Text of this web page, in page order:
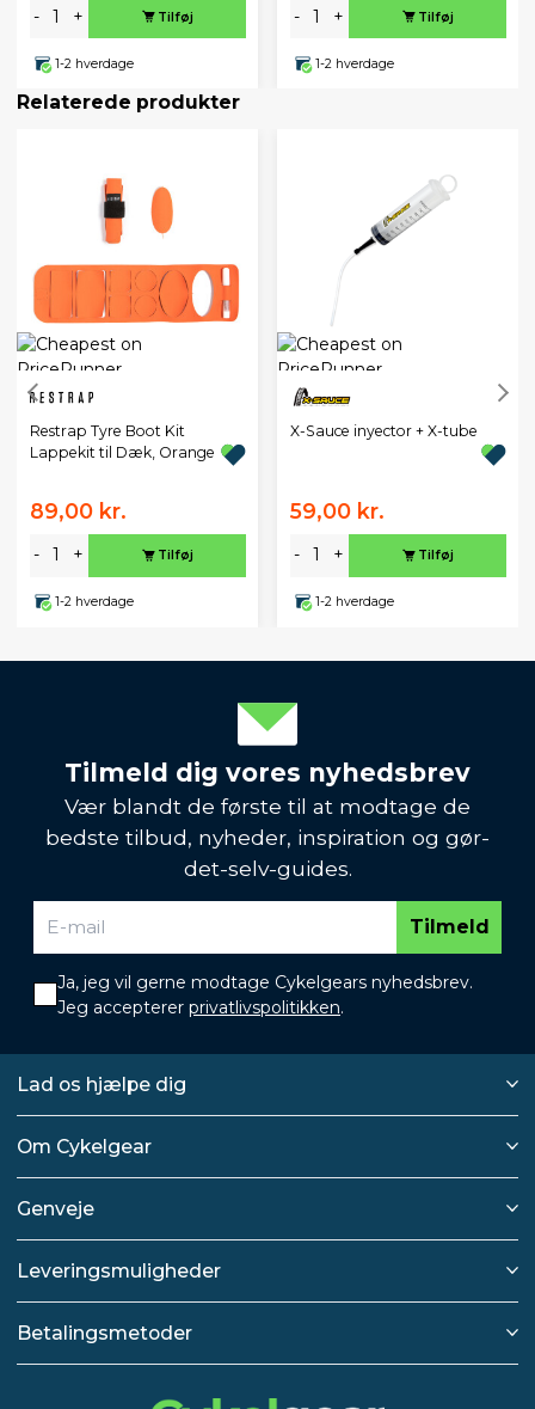
- + Tilføj
1-2 hverdage
- + Tilføj
1-2 hverdage
Relaterede produkter
Restrap Tyre Boot Kit
Lappekit til Dæk, Orange
89,00 kr.
- + Tilføj
1-2 hverdage
X-Sauce inyector + X-tube
59,00 kr.
- + Tilføj
1-2 hverdage
Tilmeld dig vores nyhedsbrev
Vær blandt de første til at modtage de
bedste tilbud, nyheder, inspiration og gør-
det-selv-guides.
Tilmeld
Ja, jeg vil gerne modtage Cykelgears nyhedsbrev.
Jeg accepterer privatlivspolitikken.
Lad os hjælpe dig
Om Cykelgear
Genveje
Leveringsmuligheder
Betalingsmetoder